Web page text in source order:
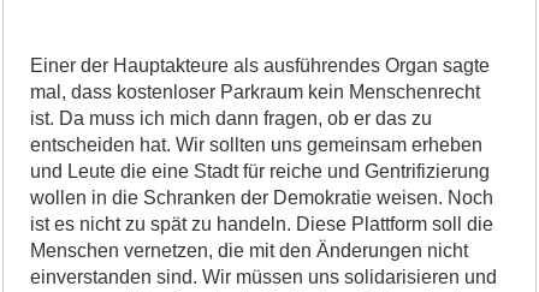
Einer der Hauptakteure als ausführendes Organ sagte
mal, dass kostenloser Parkraum kein Menschenrecht
ist. Da muss ich mich dann fragen, ob er das zu
entscheiden hat. Wir sollten uns gemeinsam erheben
und Leute die eine Stadt für reiche und Gentrifizierung
wollen in die Schranken der Demokratie weisen. Noch
ist es nicht zu spät zu handeln. Diese Plattform soll die
Menschen vernetzen, die mit den Änderungen nicht
einverstanden sind. Wir müssen uns solidarisieren und